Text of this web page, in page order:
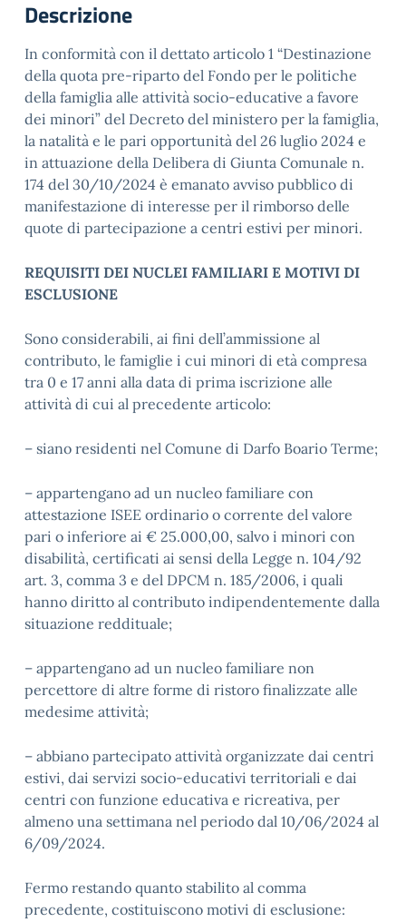
Descrizione
In conformità con il dettato articolo 1 “Destinazione
della quota pre-riparto del Fondo per le politiche
della famiglia alle attività socio-educative a favore
dei minori” del Decreto del ministero per la famiglia,
la natalità e le pari opportunità del 26 luglio 2024 e
in attuazione della Delibera di Giunta Comunale n.
174 del 30/10/2024 è emanato avviso pubblico di
manifestazione di interesse per il rimborso delle
quote di partecipazione a centri estivi per minori.
REQUISITI DEI NUCLEI FAMILIARI E MOTIVI DI
ESCLUSIONE
Sono considerabili, ai fini dell’ammissione al
contributo, le famiglie i cui minori di età compresa
tra 0 e 17 anni alla data di prima iscrizione alle
attività di cui al precedente articolo:
– siano residenti nel Comune di Darfo Boario Terme;
– appartengano ad un nucleo familiare con
attestazione ISEE ordinario o corrente del valore
pari o inferiore ai € 25.000,00, salvo i minori con
disabilità, certificati ai sensi della Legge n. 104/92
art. 3, comma 3 e del DPCM n. 185/2006, i quali
hanno diritto al contributo indipendentemente dalla
situazione reddituale;
– appartengano ad un nucleo familiare non
percettore di altre forme di ristoro finalizzate alle
medesime attività;
– abbiano partecipato attività organizzate dai centri
estivi, dai servizi socio-educativi territoriali e dai
centri con funzione educativa e ricreativa, per
almeno una settimana nel periodo dal 10/06/2024 al
6/09/2024.
Fermo restando quanto stabilito al comma
precedente, costituiscono motivi di esclusione: